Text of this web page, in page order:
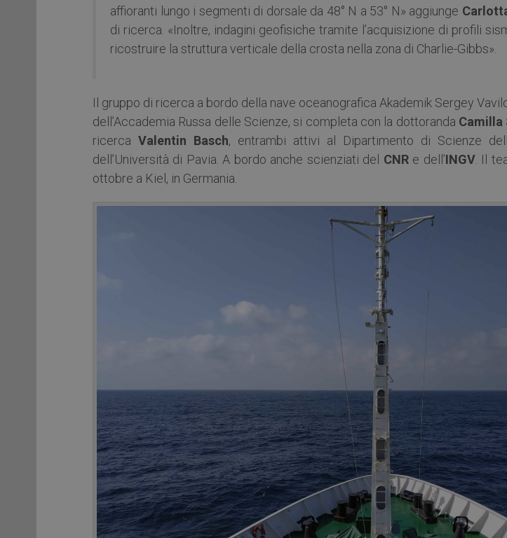
affioranti lungo i segmenti di dorsale da 48° N a 53° N» aggiunge
di ricerca. «Inoltre, indagini geofisiche tramite l’acquisizione di profili
ricostruire la struttura verticale della crosta nella zona di Charlie-Gibbs».
Il gruppo di ricerca a bordo della nave oceanografica Akademik Sergey
dell’Accademia Russa delle Scienze, si completa con la dottoranda Camilla
ricerca Valentin Basch, entrambi attivi al Dipartimento di Scienze
dell’Università di Pavia. A bordo anche scienziati del CNRe dell’INGV. Il
ottobre a Kiel, in Germania.